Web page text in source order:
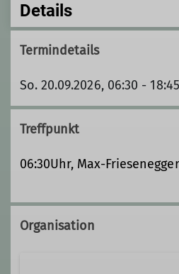
Details
Termindetails
So. 20.09.2026, 06:30 -
Treffpunkt
06:30Uhr, Max-
Organisation